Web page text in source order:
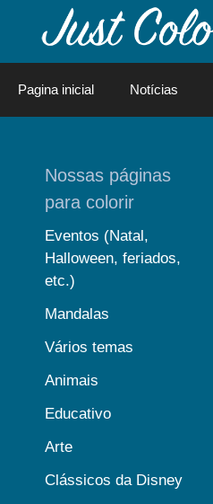
Pagina inicial Notícias
Nossas páginas
para colorir
Eventos (Natal,
Halloween, feriados,
etc.)
Mandalas
Vários temas
Animais
Educativo
Arte
Clássicos da Disney